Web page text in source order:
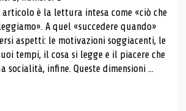
è la lettura intesa come «ciò che
A quel «succedere quando»
aspetti: le motivazioni soggiacenti, le
tempi, il cosa si legge e il piacere che
socialità, infine. Queste dimensioni ...